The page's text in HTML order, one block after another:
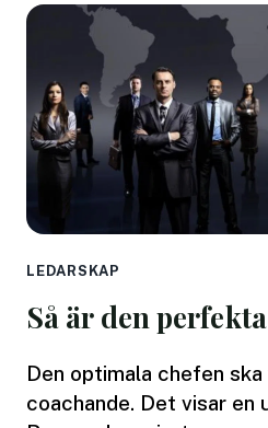
LEDARSKAP
Så är den
Den optimala chefen
coachande. Det visar en